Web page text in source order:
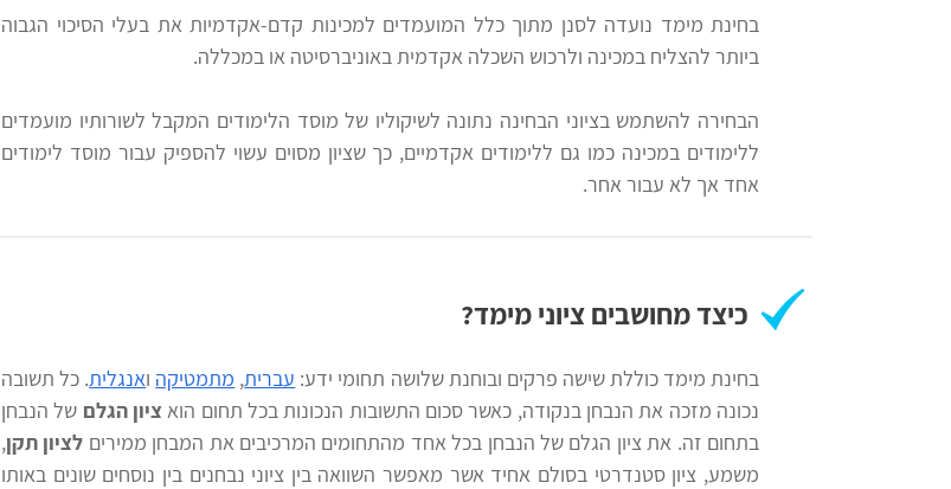
בחינת מימד נועדה לסנן מתוך כלל המועמדים למכינות קדם-אקדמיות את בעלי הסיכוי הגבוה
ביותר להצליח במכינה ולרכוש השכלה אקדמית באוניברסיטה או במכללה.
הבחירה להשתמש בציוני הבחינה נתונה לשיקוליו של מוסד הלימודים המקבל לשורותיו מועמדים
ללימודים במכינה כמו גם ללימודים אקדמיים, כך שציון מסוים עשוי להספיק עבור מוסד לימודים
אחד אך לא עבור אחר.
כיצד מחושבים ציוני מימד?
בחינת מימד כוללת שישה פרקים ובוחנת שלושה תחומי ידע: עברית, מתמטיקה ואנגלית. כל תשובה
נכונה מזכה את הנבחן בנקודה, כאשר סכום התשובות הנכונות בכל תחום הואציון הגלם של הנבחן
בתחום זה. את ציון הגלם של הנבחן בכל אחד מהתחומים המרכיבים את המבחן ממירים לציון תקן,
משמע, ציון סטנדרטי בסולם אחיד אשר מאפשר השוואה בין ציוני נבחנים בין נוסחים שונים באותו